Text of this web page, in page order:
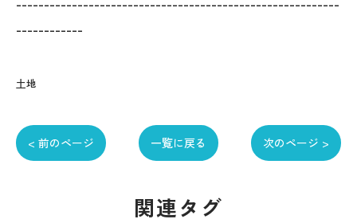
------------
土地
< 前のページ 一覧に戻る 次のページ >
関連タグ